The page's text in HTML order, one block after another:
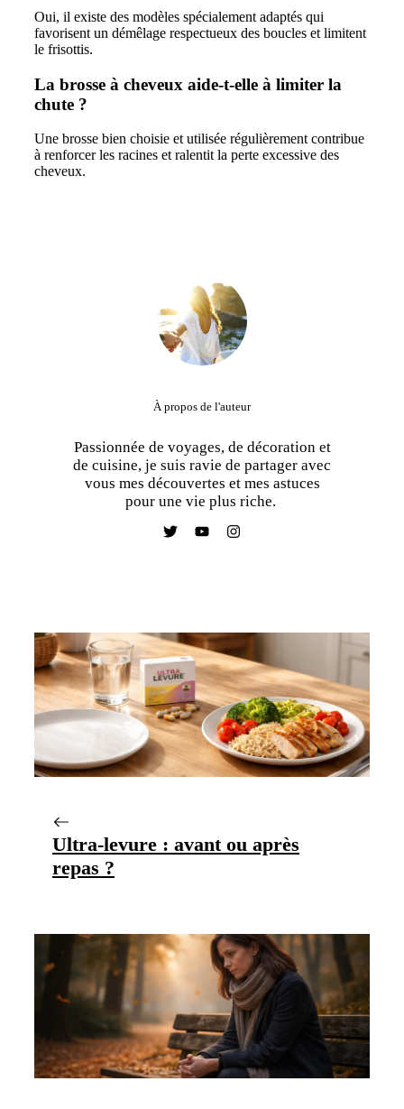
Oui, il existe des modèles spécialement adaptés qui
favorisent un démêlage respectueux des boucles et limitent
le frisottis.
La brosse à cheveux aide-t-elle à limiter la
chute ?
Une brosse bien choisie et utilisée régulièrement contribue
à renforcer les racines et ralentit la perte excessive des
cheveux.
À propos de l'auteur
Passionnée de voyages, de décoration et
de cuisine, je suis ravie de partager avec
vous mes découvertes et mes astuces
pour une vie plus riche.
Ultra-levure : avant ou après
repas ?